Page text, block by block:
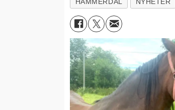
HAMMERDAL NYHETER